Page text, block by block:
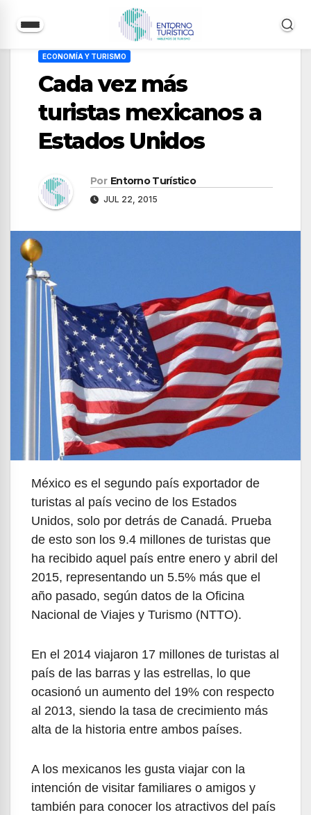
contenido
ECONOMÍA Y TURISMO
Cada vez más
turistas mexicanos a
Estados Unidos
Por Entorno Turístico
JUL 22, 2015
México es el segundo país exportador de
turistas al país vecino de los Estados
Unidos, solo por detrás de Canadá. Prueba
de esto son los 9.4 millones de turistas que
ha recibido aquel país entre enero y abril del
2015, representando un 5.5% más que el
año pasado, según datos de la Oficina
Nacional de Viajes y Turismo (NTTO).
En el 2014 viajaron 17 millones de turistas al
país de las barras y las estrellas, lo que
ocasionó un aumento del 19% con respecto
al 2013, siendo la tasa de crecimiento más
alta de la historia entre ambos países.
A los mexicanos les gusta viajar con la
intención de visitar familiares o amigos y
también para conocer los atractivos del país